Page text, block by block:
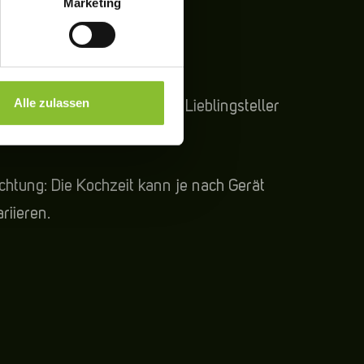
Alle zulassennur noch auf deinem Lieblingsteller
Die Kochzeit kann je nach Gerät